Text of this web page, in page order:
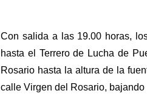
Con salida a las 19.00 horas,
hasta el Terrero de Lucha de
Rosario hasta la altura de la
calle Virgen del Rosario,